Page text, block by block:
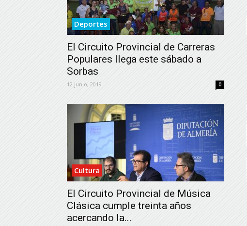
Deportes
El Circuito Provincial de Carreras
Populares llega este sábado a
Sorbas
12 junio, 2019 0
Cultura
El Circuito Provincial de Música
Clásica cumple treinta años
acercando la...